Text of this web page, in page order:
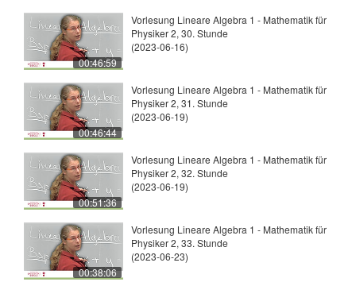
00:46:59
Vorlesung Lineare Algebra 1 - Mathematik für
Physiker 2, 30. Stunde
(2023-06-16)
00:46:44
Vorlesung Lineare Algebra 1 - Mathematik für
Physiker 2, 31. Stunde
(2023-06-19)
00:51:36
Vorlesung Lineare Algebra 1 - Mathematik für
Physiker 2, 32. Stunde
(2023-06-19)
00:38:06
Vorlesung Lineare Algebra 1 - Mathematik für
Physiker 2, 33. Stunde
(2023-06-23)